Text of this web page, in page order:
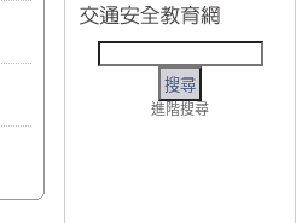
進階搜尋